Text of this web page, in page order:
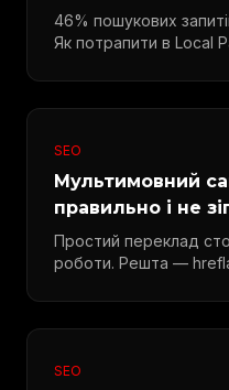
46% пошукових
Як потрапити в Local
SEO
Мультимовний
правильно і не
Простий переклад
роботи. Решта —
SEO